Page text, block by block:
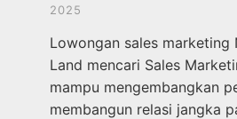
2025
Lowongan sales marketing
Land mencari Sales
mampu mengembangkan
membangun relasi jangka